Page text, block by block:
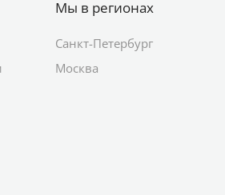
Мы в регионах
Санкт-Петербург
Москва